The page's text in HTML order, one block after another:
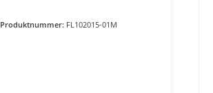
Produktnummer: FL102015-01M